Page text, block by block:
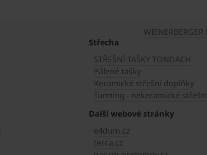
Střecha
STŘEŠNÍ TAŠKY TONDACH
Pálené tašky
Keramické střešní doplňky
Tunning - nekeramické
Další webové stránky
e4dum.cz
terca.cz